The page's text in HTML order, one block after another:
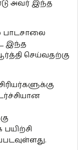
அவர் இந்த
பாடசாலை
இந்த
செய்வதற்கு